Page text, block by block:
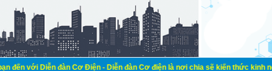
đàn Cơ Điện - Diễn đàn Cơ điện là nơi chia sẽ kiến thức kinh nghiệm